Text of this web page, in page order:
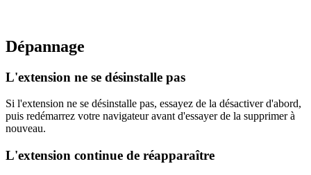
Dépannage
L'extension ne se désinstalle pas
Si l'extension ne se désinstalle pas, essayez de la désactiver d'abord,
puis redémarrez votre navigateur avant d'essayer de la supprimer à
nouveau.
L'extension continue de réapparaître